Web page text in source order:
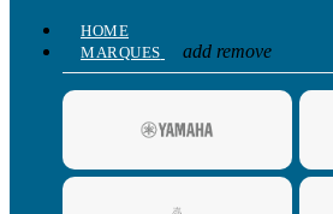
HOME
MARQUES
add remove